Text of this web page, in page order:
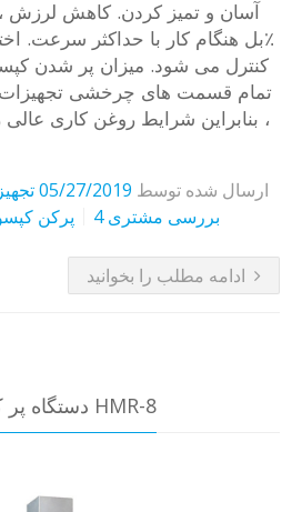
تمام قسمت های چرخشی
، بنابراین شرایط روغن کاری
ارسال شده توسط 05/27/2019
پرکن
4 بررسی مشتری
ادامه مطلب را بخوانید
دستگاه پر کننده کپسول اتوماتیک HMR-8